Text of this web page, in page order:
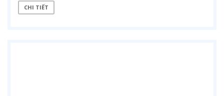
CHI TIẾT